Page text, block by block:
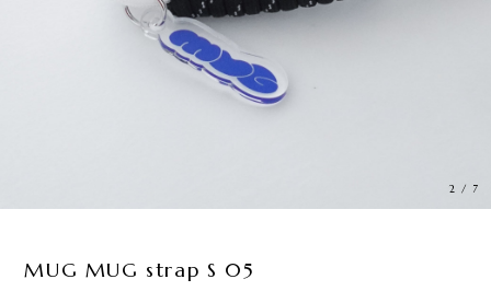
2 / 7
MUG MUG strap S 05